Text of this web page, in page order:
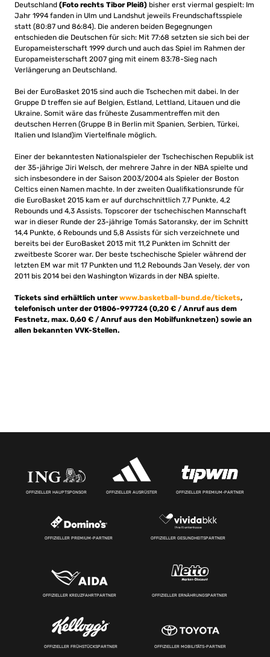
Deutschland (Foto rechts Tibor Pleiß) bisher erst viermal gespielt: Im
Jahr 1994 fanden in Ulm und Landshut jeweils Freundschaftsspiele
statt (80:87 und 86:84). Die anderen beiden Begegnungen
entschieden die Deutschen für sich: Mit 77:68 setzten sie sich bei der
Europameisterschaft 1999 durch und auch das Spiel im Rahmen der
Europameisterschaft 2007 ging mit einem 83:78-Sieg nach
Verlängerung an Deutschland.
Bei der EuroBasket 2015 sind auch die Tschechen mit dabei. In der
Gruppe D treffen sie auf Belgien, Estland, Lettland, Litauen und die
Ukraine. Somit wäre das früheste Zusammentreffen mit den
deutschen Herren (Gruppe B in Berlin mit Spanien, Serbien, Türkei,
Italien und Island)im Viertelfinale möglich.
Einer der bekanntesten Nationalspieler der Tschechischen Republik ist
der 35-jährige Jiri Welsch, der mehrere Jahre in der NBA spielte und
sich insbesondere in der Saison 2003/2004 als Spieler der Boston
Celtics einen Namen machte. In der zweiten Qualifikationsrunde für
die EuroBasket 2015 kam er auf durchschnittlich 7,7 Punkte, 4,2
Rebounds und 4,3 Assists. Topscorer der tschechischen Mannschaft
war in dieser Runde der 23-jährige Tomás Satoransky, der im Schnitt
14,4 Punkte, 6 Rebounds und 5,8 Assists für sich verzeichnete und
bereits bei der EuroBasket 2013 mit 11,2 Punkten im Schnitt der
zweitbeste Scorer war. Der beste tschechische Spieler während der
letzten EM war mit 17 Punkten und 11,2 Rebounds Jan Vesely, der von
2011 bis 2014 bei den Washington Wizards in der NBA spielte.
Tickets sind erhältlich unterwww.basketball-bund.de/tickets,
telefonisch unter der 01806-997724 (0,20 € / Anruf aus dem
Festnetz, max. 0,60 € / Anruf aus den Mobilfunknetzen) sowie an
allen bekannten VVK-Stellen.
OFFIZIELLER HAUPTSPONSOR OFFIZIELLER AUSRÜSTER OFFIZIELLER PREMIUM-PARTNER
OFFIZIELLER PREMIUM-PARTNER OFFIZIELLER GESUNDHEITSPARTNER
OFFIZIELLER KREUZFAHRTPARTNER OFFIZIELLER ERNÄHRUNGSPARTNER
OFFIZIELLER FRÜHSTÜCKSPARTNER OFFIZIELLER MOBILITÄTS-PARTNER